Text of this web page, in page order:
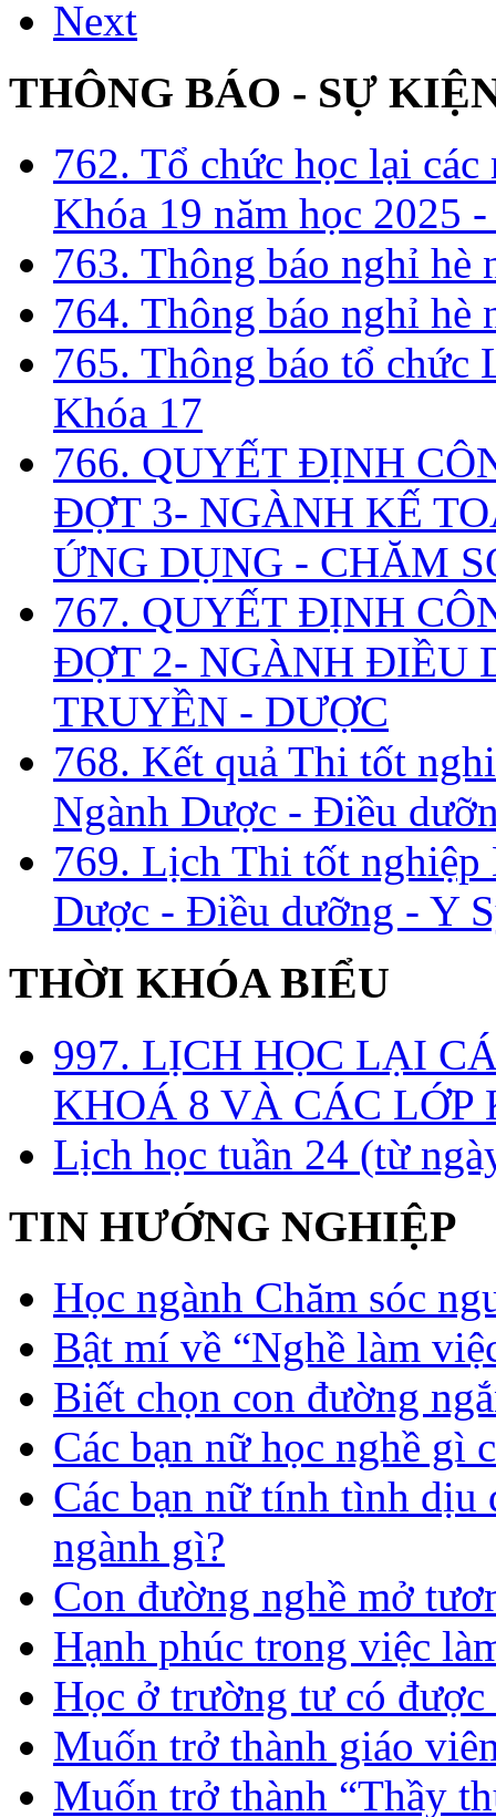
Next
THÔNG BÁO - SỰ
762. Tổ chức học lại
Khóa 19 năm học 2025
763. Thông báo nghỉ hè
764. Thông báo nghỉ hè
765. Thông báo tổ chức
Khóa 17
766. QUYẾT ĐỊNH
ĐỢT 3- NGÀNH KẾ
ỨNG DỤNG - CHĂM
767. QUYẾT ĐỊNH
ĐỢT 2- NGÀNH ĐIỀU
TRUYỀN - DƯỢC
768. Kết quả Thi tốt
Ngành Dược - Điều
769. Lịch Thi tốt
Dược - Điều dưỡng - Y
THỜI KHÓA BIỂU
997. LỊCH HỌC LẠI
KHOÁ 8 VÀ CÁC LỚP
Lịch học tuần 24 (từ
TIN HƯỚNG NGHIỆP
Học ngành Chăm sóc
Bật mí về “Nghề làm
Biết chọn con đường
Các bạn nữ học nghề gì
Các bạn nữ tính tình dịu
ngành gì?
Con đường nghề mở
Hạnh phúc trong việc
Học ở trường tư có
Muốn trở thành giáo
Muốn trở thành “Thầy